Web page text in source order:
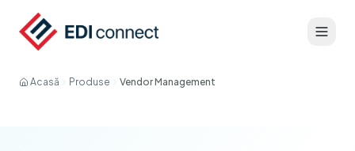
Acasă Produse Vendor Management